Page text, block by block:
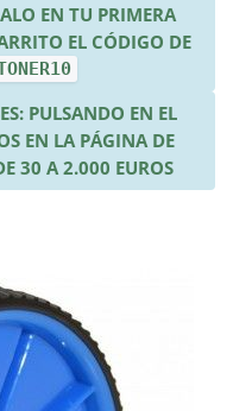
EN TU PRIMERA
EL CÓDIGO DE
PULSANDO EN EL
EN LA PÁGINA DE
30 A 2.000 EUROS